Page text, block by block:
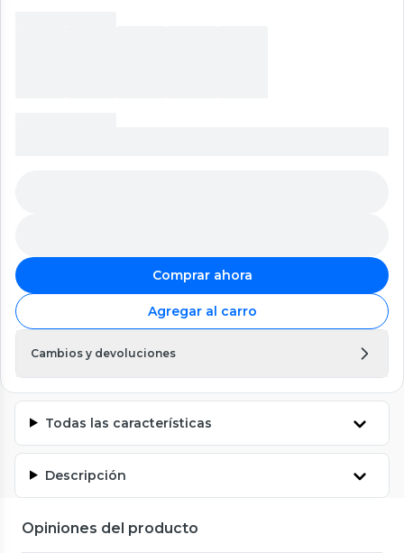
Comprar ahora
Agregar al carro
Cambios y devoluciones
Todas las características
Descripción
Opiniones del producto